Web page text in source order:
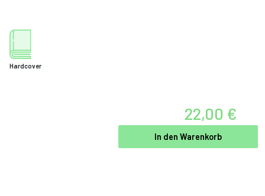
Hardcover
22,00 €
In den Warenkorb